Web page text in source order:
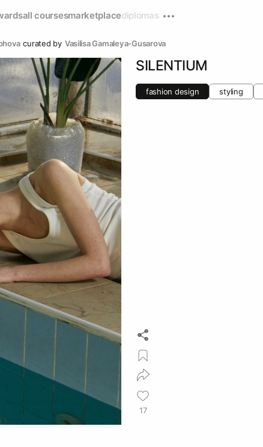
all coursesmarketplacediplomas
curated by Vasilisa Gamaleya-Gusarova
SILENTIUM
fashion design styling
17